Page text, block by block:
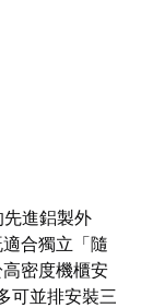
進鋁製外
合獨立「隨
密度機櫃安
可並排安裝三